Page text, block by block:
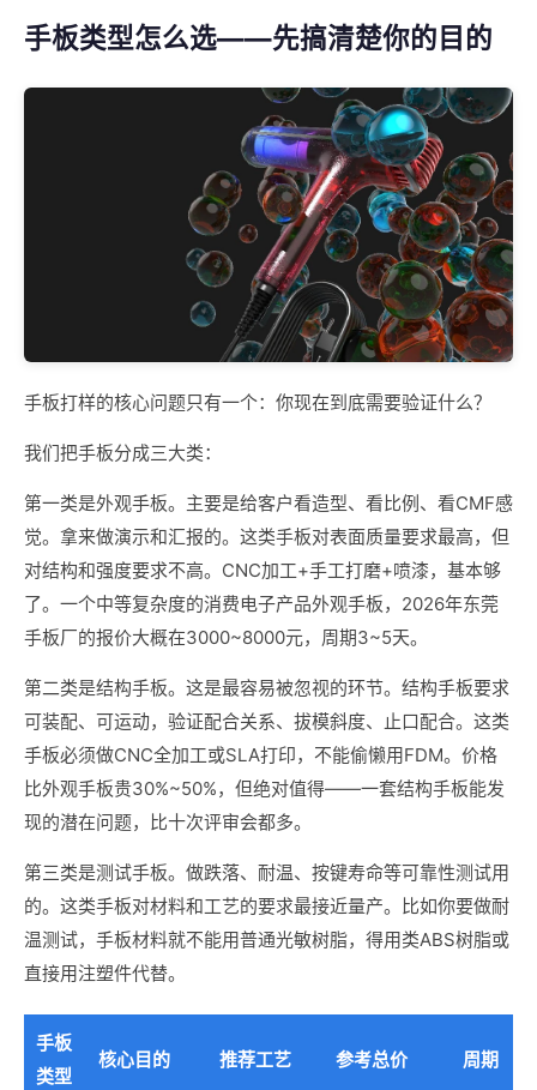
手板类型怎么选——先搞清楚你的目的
手板打样的核心问题只有一个：你现在到底需要验证什么？
我们把手板分成三大类：
第一类是外观手板。主要是给客户看造型、看比例、看CMF感
觉。拿来做演示和汇报的。这类手板对表面质量要求最高，但
对结构和强度要求不高。CNC加工+手工打磨+喷漆，基本够
了。一个中等复杂度的消费电子产品外观手板，2026年东莞
手板厂的报价大概在3000~8000元，周期3~5天。
第二类是结构手板。这是最容易被忽视的环节。结构手板要求
可装配、可运动，验证配合关系、拔模斜度、止口配合。这类
手板必须做CNC全加工或SLA打印，不能偷懒用FDM。价格
比外观手板贵30%~50%，但绝对值得——一套结构手板能发
现的潜在问题，比十次评审会都多。
第三类是测试手板。做跌落、耐温、按键寿命等可靠性测试用
的。这类手板对材料和工艺的要求最接近量产。比如你要做耐
温测试，手板材料就不能用普通光敏树脂，得用类ABS树脂或
直接用注塑件代替。
手板
类型
核心目的 推荐工艺 参考总价 周期